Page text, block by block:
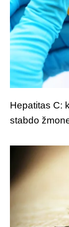
Hepatitas C:
stabdo